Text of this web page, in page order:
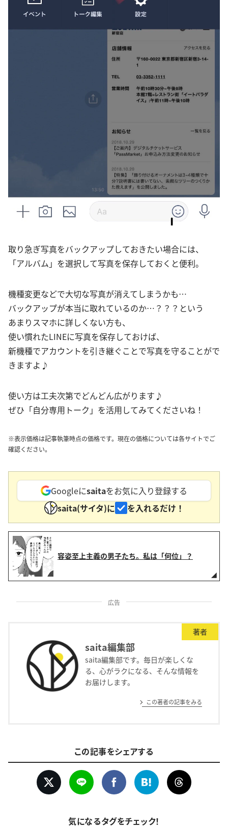
取り急ぎ写真をバックアップしておきたい場合には、
「アルバム」を選択して写真を保存しておくと便利。
機種変更などで大切な写真が消えてしまうかも…
バックアップが本当に取れているのか…？？？という
あまりスマホに詳しくない方も、
使い慣れたLINEに写真を保存しておけば、
新機種でアカウントを引き継ぐことで写真を守ることがで
きますよ♪
使い方は工夫次第でどんどん広がります♪
ぜひ「自分専用トーク」を活用してみてくださいね！
※表示価格は記事執筆時点の価格です。現在の価格については各サイトでご
確認ください。
Googleにsaitaをお気に入り登録する
saita(サイタ)に
を入れるだけ！
容姿至上主義の男子たち。私は「何位」？
広告
著者
saita編集部
saita編集部です。毎日が楽しくな
る、心がラクになる、そんな情報を
お届けします。
この著者の記事をみる
この記事をシェアする
気になるタグをチェック！